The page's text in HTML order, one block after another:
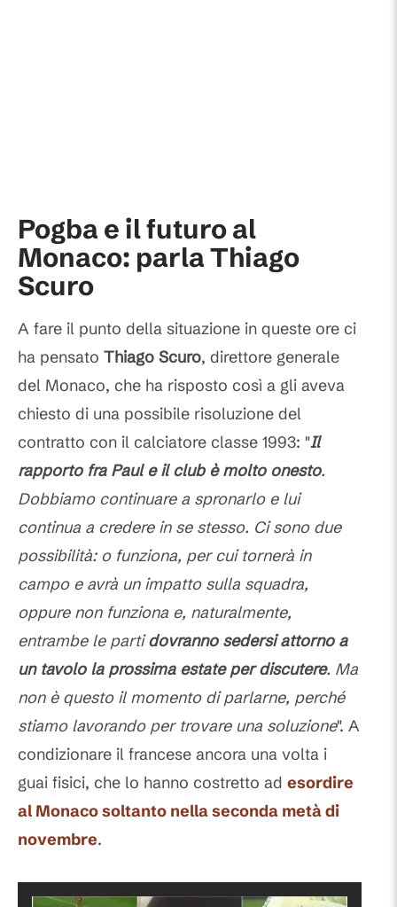
Pogba e il futuro al
Monaco: parla Thiago
Scuro
A fare il punto della situazione in queste ore ci
ha pensato Thiago Scuro, direttore generale
del Monaco, che ha risposto così a gli aveva
chiesto di una possibile risoluzione del
contratto con il calciatore classe 1993: "Il
rapporto fra Paul e il club è molto onesto.
Dobbiamo continuare a spronarlo e lui
continua a credere in se stesso. Ci sono due
possibilità: o funziona, per cui tornerà in
campo e avrà un impatto sulla squadra,
oppure non funziona e, naturalmente,
entrambe le partidovranno sedersi attorno a
un tavolo la prossima estate per discutere. Ma
non è questo il momento di parlarne, perché
stiamo lavorando per trovare una soluzione". A
condizionare il francese ancora una volta i
guai fisici, che lo hanno costretto ad esordire
al Monaco soltanto nella seconda metà di
novembre.